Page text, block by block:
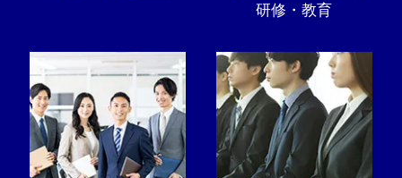
研修・教育